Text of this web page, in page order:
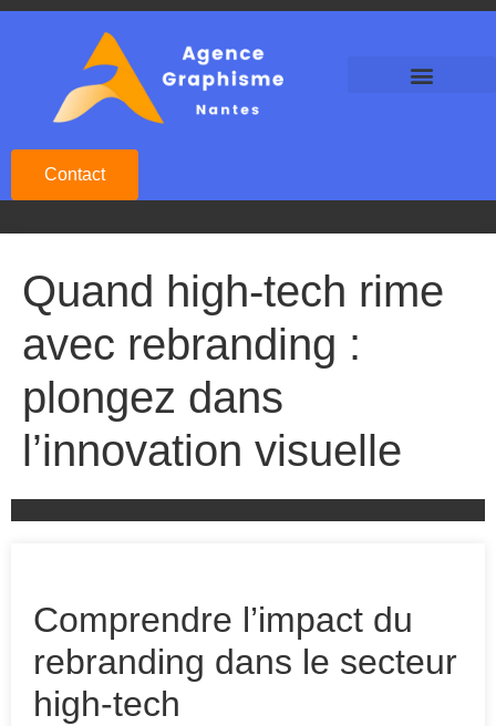
Contact
Quand high-tech rime
avec rebranding :
plongez dans
l’innovation visuelle
Comprendre l’impact du
rebranding dans le secteur
high-tech